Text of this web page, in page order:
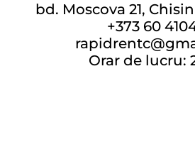
bd. Moscova 21,
+373 60
Orar de lucru: